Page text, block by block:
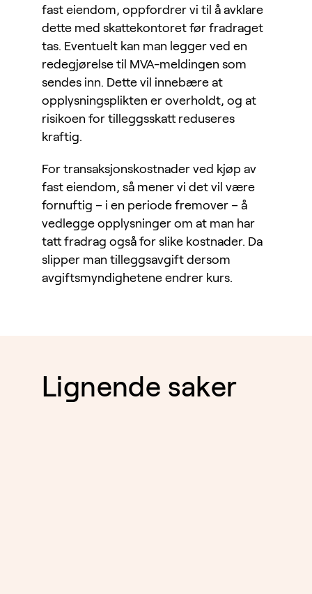
fast eiendom, oppfordrer vi til å avklare
dette med skattekontoret før fradraget
tas. Eventuelt kan man legger ved en
redegjørelse til MVA-meldingen som
sendes inn. Dette vil innebære at
opplysningsplikten er overholdt, og at
risikoen for tilleggsskatt reduseres
kraftig.
For transaksjonskostnader ved kjøp av
fast eiendom, så mener vi det vil være
fornuftig – i en periode fremover – å
vedlegge opplysninger om at man har
tatt fradrag også for slike kostnader. Da
slipper man tilleggsavgift dersom
avgiftsmyndighetene endrer kurs.
Lignende saker